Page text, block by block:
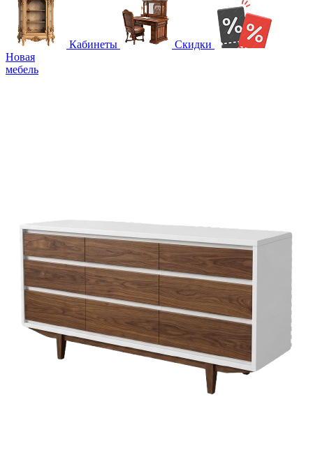
Кабинеты
Скидки
Новая
мебель